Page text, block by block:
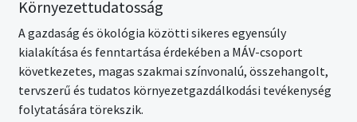
Környezettudatosság
A gazdaság és ökológia közötti sikeres egyensúly
kialakítása és fenntartása érdekében a MÁV-csoport
következetes, magas szakmai színvonalú, összehangolt,
tervszerű és tudatos környezetgazdálkodási tevékenység
folytatására törekszik.